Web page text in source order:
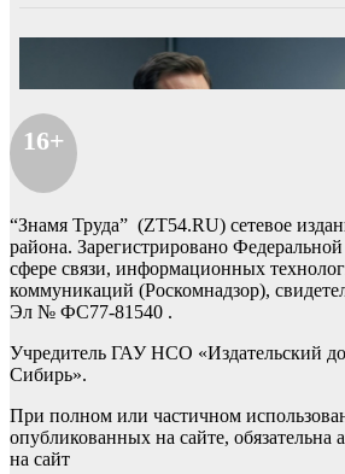
16+
“Знамя Труда” (ZT54.RU) сетевое
района. Зарегистрировано
сфере связи, информационных
коммуникаций (Роскомнадзор),
Эл № ФС77-81540 .
Учредитель ГАУ НСО «Издательский
Сибирь».
При полном или частичном
опубликованных на сайте, обязательна
на сайт